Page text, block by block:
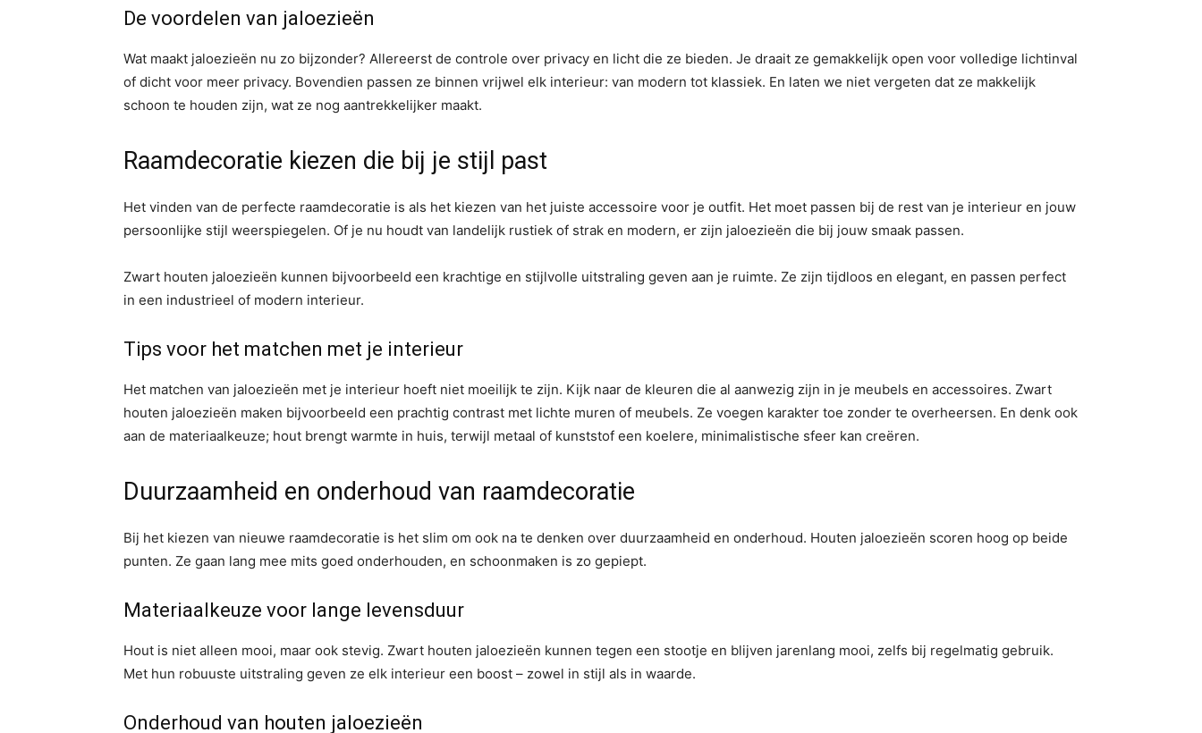
De voordelen van jaloezieën
Wat maakt jaloezieën nu zo bijzonder? Allereerst de controle over privacy en licht die ze bieden. Je draait ze gemakkelijk open voor volledige lichtinval
of dicht voor meer privacy. Bovendien passen ze binnen vrijwel elk interieur: van modern tot klassiek. En laten we niet vergeten dat ze makkelijk
schoon te houden zijn, wat ze nog aantrekkelijker maakt.
Raamdecoratie kiezen die bij je stijl past
Het vinden van de perfecte raamdecoratie is als het kiezen van het juiste accessoire voor je outfit. Het moet passen bij de rest van je interieur en jouw
persoonlijke stijl weerspiegelen. Of je nu houdt van landelijk rustiek of strak en modern, er zijn jaloezieën die bij jouw smaak passen.
Zwart houten jaloezieën kunnen bijvoorbeeld een krachtige en stijlvolle uitstraling geven aan je ruimte. Ze zijn tijdloos en elegant, en passen perfect
in een industrieel of modern interieur.
Tips voor het matchen met je interieur
Het matchen van jaloezieën met je interieur hoeft niet moeilijk te zijn. Kijk naar de kleuren die al aanwezig zijn in je meubels en accessoires. Zwart
houten jaloezieën maken bijvoorbeeld een prachtig contrast met lichte muren of meubels. Ze voegen karakter toe zonder te overheersen. En denk ook
aan de materiaalkeuze; hout brengt warmte in huis, terwijl metaal of kunststof een koelere, minimalistische sfeer kan creëren.
Duurzaamheid en onderhoud van raamdecoratie
Bij het kiezen van nieuwe raamdecoratie is het slim om ook na te denken over duurzaamheid en onderhoud. Houten jaloezieën scoren hoog op beide
punten. Ze gaan lang mee mits goed onderhouden, en schoonmaken is zo gepiept.
Materiaalkeuze voor lange levensduur
Hout is niet alleen mooi, maar ook stevig. Zwart houten jaloezieën kunnen tegen een stootje en blijven jarenlang mooi, zelfs bij regelmatig gebruik.
Met hun robuuste uitstraling geven ze elk interieur een boost – zowel in stijl als in waarde.
Onderhoud van houten jaloezieën